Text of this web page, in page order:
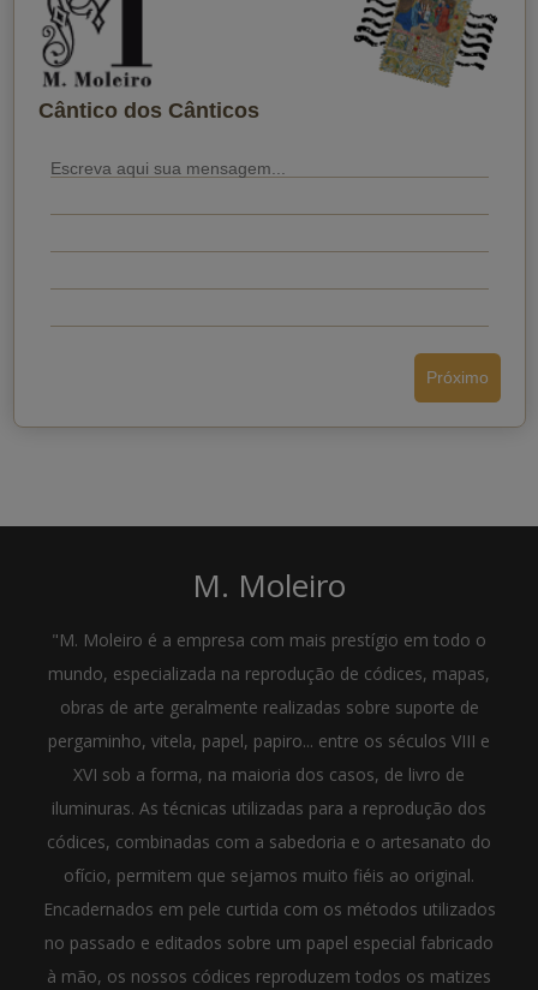
Cântico dos Cânticos
Próximo
Quando você quer que ele receba?
Voltar
M. Moleiro
"M. Moleiro é a empresa com mais prestígio em todo o
mundo, especializada na reprodução de códices, mapas,
obras de arte geralmente realizadas sobre suporte de
pergaminho, vitela, papel, papiro... entre os séculos VIII e
XVI sob a forma, na maioria dos casos, de livro de
iluminuras. As técnicas utilizadas para a reprodução dos
códices, combinadas com a sabedoria e o artesanato do
ofício, permitem que sejamos muito fiéis ao original.
Encadernados em pele curtida com os métodos utilizados
no passado e editados sobre um papel especial fabricado
à mão, os nossos códices reproduzem todos os matizes